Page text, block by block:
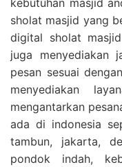
kebutuhan masjid
sholat masjid yang
digital sholat
juga menyediakan
pesan sesuai
menyediakan
mengantarkan
ada di indonesia
tambun, jakarta,
pondok indah,